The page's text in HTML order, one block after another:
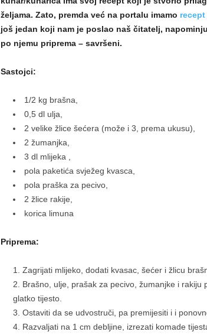
željama. Zato, premda već na portalu imamo
još jedan koji nam je poslao naš čitatelj,
po njemu priprema – savršeni.
Sastojci:
1/2 kg brašna,
0,5 dl ulja,
2 velike žlice šećera (može i 3, prema ukusu),
2 žumanjka,
3 dl mlijeka ,
pola paketića svježeg kvasca,
pola praška za pecivo,
2 žlice rakije,
korica limuna
Priprema:
Zagrijati mlijeko, dodati kvasac, šećer i žlicu
Brašno, ulje, prašak za pecivo, žumanjke i
glatko tijesto.
Ostaviti da se udvostruči, pa premijesiti i i
Razvaljati na 1 cm debljine, izrezati komade